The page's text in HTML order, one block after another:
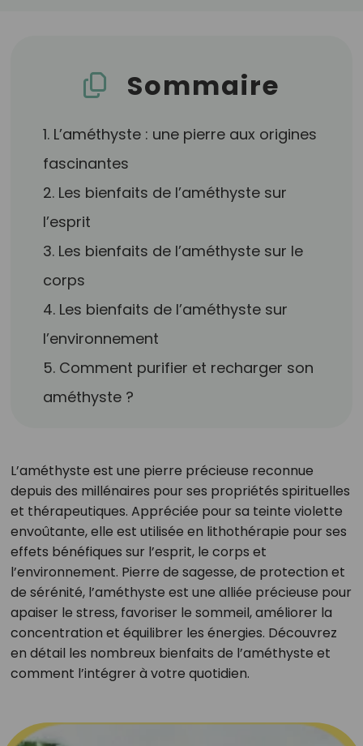
Sommaire
1. L’améthyste : une pierre aux origines
fascinantes
2. Les bienfaits de l’améthyste sur
l’esprit
3. Les bienfaits de l’améthyste sur le
corps
4. Les bienfaits de l’améthyste sur
l’environnement
5. Comment purifier et recharger son
améthyste ?
L’améthyste est une pierre précieuse reconnue
depuis des millénaires pour ses propriétés spirituelles
et thérapeutiques. Appréciée pour sa teinte violette
envoûtante, elle est utilisée en lithothérapie pour ses
effets bénéfiques sur l’esprit, le corps et
l’environnement. Pierre de sagesse, de protection et
de sérénité, l’améthyste est une alliée précieuse pour
apaiser le stress, favoriser le sommeil, améliorer la
concentration et équilibrer les énergies. Découvrez
en détail les nombreux bienfaits de l’améthyste et
comment l’intégrer à votre quotidien.